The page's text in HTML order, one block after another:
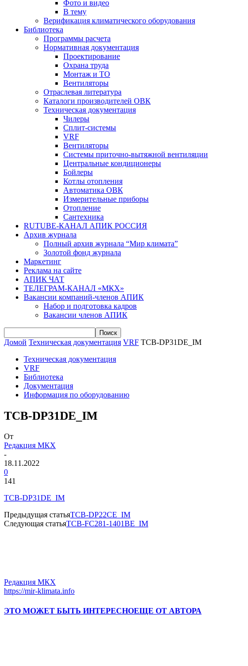
Фото и видео
В тему
Верификация климатического оборудования
Библиотека
Программы расчета
Нормативная документация
Проектирование
Охрана труда
Монтаж и ТО
Вентиляторы
Отраслевая литература
Каталоги производителей ОВК
Техническая документация
Чилеры
Сплит-системы
VRF
Вентиляторы
Системы приточно-вытяжной вентиляции
Центральные кондиционеры
Бойлеры
Котлы отопления
Автоматика ОВК
Измерительные приборы
Отопление
Сантехника
RUTUBE-КАНАЛ АПИК РОССИЯ
Архив журнала
Полный архив журнала “Мир климата”
Золотой фонд журнала
Маркетинг
Реклама на сайте
АПИК ЧАТ
ТЕЛЕГРАМ-КАНАЛ «МКХ»
Вакансии компаний-членов АПИК
Набор и подготовка кадров
Вакансии членов АПИК
Домой Техническая документация VRF TCB-DP31DE_IM
Техническая документация
VRF
Библиотека
Документация
Информация по оборудованию
TCB-DP31DE_IM
От
Редакция МКХ
-
18.11.2022
0
141
TCB-DP31DE_IM
Предыдущая статьяTCB-DP22CE_IM
Следующая статьяTCB-FC281-1401BE_IM
Редакция МКХ
https://mir-klimata.info
ЭТО МОЖЕТ БЫТЬ ИНТЕРЕСНОЕЩЕ ОТ АВТОРА